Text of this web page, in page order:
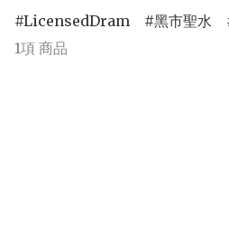
LicensedDram 黑市聖水
1項 商品